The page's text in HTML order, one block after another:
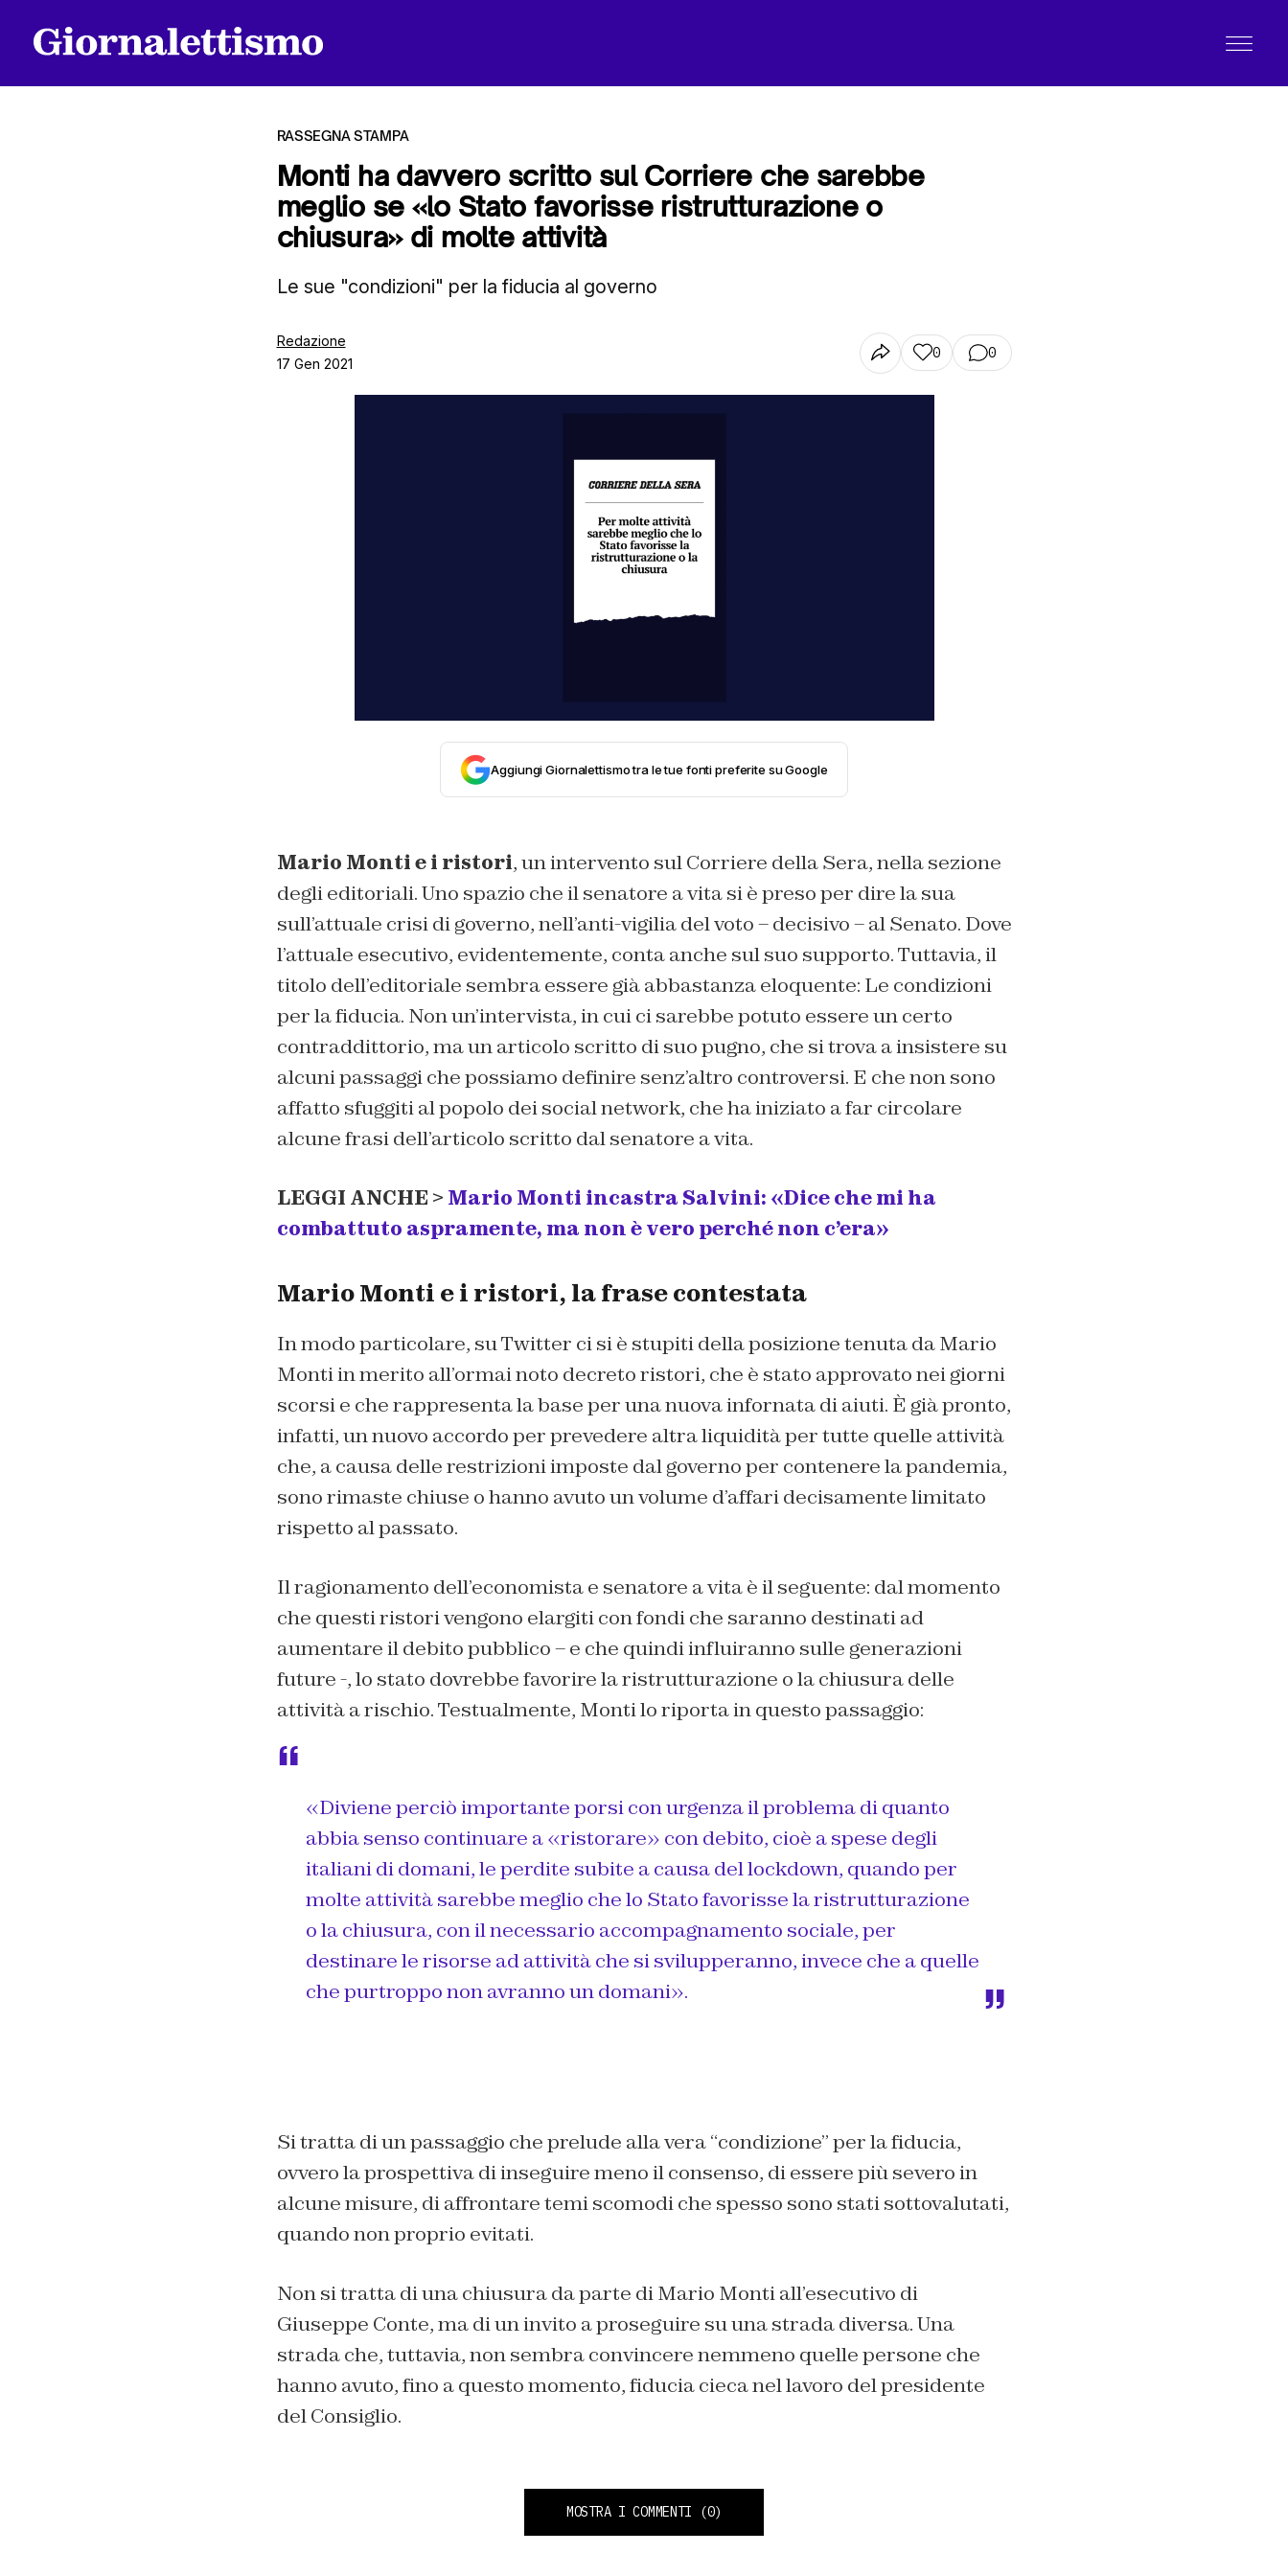
RASSEGNA STAMPA
Monti ha davvero scritto sul Corriere che sarebbe
meglio se «lo Stato favorisse ristrutturazione o
chiusura» di molte attività
Le sue "condizioni" per la fiducia al governo
Redazione
17 Gen 2021
0 0
Aggiungi Giornalettismo tra le tue fonti preferite su Google
Mario Monti e i ristori, un intervento sulCorriere della Sera, nella sezione
degli editoriali. Uno spazio che il senatore a vita si è preso per dire la sua
sull’attuale crisi di governo, nell’anti-vigilia del voto – decisivo – al Senato. Dove
l’attuale esecutivo, evidentemente, conta anche sul suo supporto. Tuttavia, il
titolo dell’editoriale sembra essere già abbastanza eloquente: Le condizioni
per la fiducia. Non un’intervista, in cui ci sarebbe potuto essere un certo
contraddittorio, ma un articolo scritto di suo pugno, che si trova a insistere su
alcuni passaggi che possiamo definire senz’altro controversi. E che non sono
affatto sfuggiti al popolo dei social network, che ha iniziato a far circolare
alcune frasi dell’articolo scritto dal senatore a vita.
LEGGI ANCHE > Mario Monti incastra Salvini: «Dice che mi ha
combattuto aspramente, ma non è vero perché non c’era»
Mario Monti e i ristori, la frase contestata
In modo particolare, su Twitter ci si è stupiti della posizione tenuta da Mario
Monti in merito all’ormai noto decreto ristori, che è stato approvato nei giorni
scorsi e che rappresenta la base per una nuova infornata di aiuti. È già pronto,
infatti, un nuovo accordo per prevedere altra liquidità per tutte quelle attività
che, a causa delle restrizioni imposte dal governo per contenere la pandemia,
sono rimaste chiuse o hanno avuto un volume d’affari decisamente limitato
rispetto al passato.
Il ragionamento dell’economista e senatore a vita è il seguente: dal momento
che questi ristori vengono elargiti con fondi che saranno destinati ad
aumentare il debito pubblico – e che quindi influiranno sulle generazioni
future -, lo stato dovrebbe favorire la ristrutturazione o la chiusura delle
attività a rischio. Testualmente, Monti lo riporta in questo passaggio:
«Diviene perciò importante porsi con urgenza il problema di quanto
abbia senso continuare a «ristorare» con debito, cioè a spese degli
italiani di domani, le perdite subite a causa del lockdown, quando per
molte attività sarebbe meglio che lo Stato favorisse la ristrutturazione
o la chiusura, con il necessario accompagnamento sociale, per
destinare le risorse ad attività che si svilupperanno, invece che a quelle
che purtroppo non avranno un domani».
Si tratta di un passaggio che prelude alla vera “condizione” per la fiducia,
ovvero la prospettiva di inseguire meno il consenso, di essere più severo in
alcune misure, di affrontare temi scomodi che spesso sono stati sottovalutati,
quando non proprio evitati.
Non si tratta di una chiusura da parte di Mario Monti all’esecutivo di
Giuseppe Conte, ma di un invito a proseguire su una strada diversa. Una
strada che, tuttavia, non sembra convincere nemmeno quelle persone che
hanno avuto, fino a questo momento, fiducia cieca nel lavoro del presidente
del Consiglio.
MOSTRA I COMMENTI (0)